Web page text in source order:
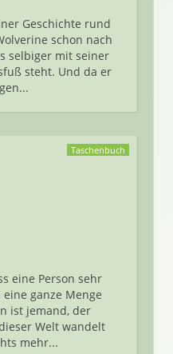
Geschichte rund
schon nach
selbiger mit seiner
steht. Und da er
Taschenbuch
eine Person sehr
ganze Menge
ist jemand, der
Welt wandelt
mehr...